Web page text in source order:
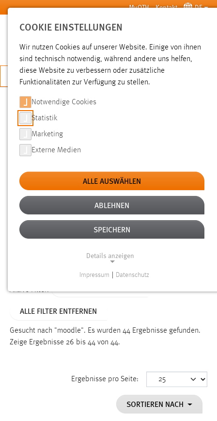
Zum Hauptinhalt springen MyOTH Kontakt DE
SUCHE
JETZT BEWERBEN
SUCHE
FILTER
Typ
Erstellungsdatum
Alter
Aktive Filter:
ALLE FILTER ENTFERNEN
Gesucht nach "moodle". Es wurden 44 Ergebnisse gefunden.
Zeige Ergebnisse 26 bis 44 von 44.
Ergebnisse pro Seite:
SORTIEREN NACH
COOKIE EINSTELLUNGEN
Wir nutzen Cookies auf unserer Website. Einige von ihnen
sind technisch notwendig, während andere uns helfen,
diese Website zu verbessern oder zusätzliche
Funktionalitäten zur Verfügung zu stellen.
Notwendige Cookies
Statistik
Marketing
Externe Medien
ALLE AUSWÄHLEN
ABLEHNEN
SPEICHERN
Details anzeigen
Funktionen und sind für die einwandfreie Funktion der
Einverständnis
cookie_consent
Dieser Cookie speichert die ausgewählten Einverständnis-
Impressum Datenschutz